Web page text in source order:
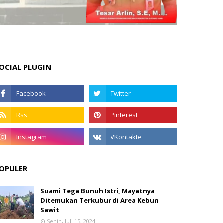
PLUGIN
Suami Tega Bunuh Istri, Mayatnya
Ditemukan Terkubur di Area Kebun
Sawit
Senin, Juli 15, 2024